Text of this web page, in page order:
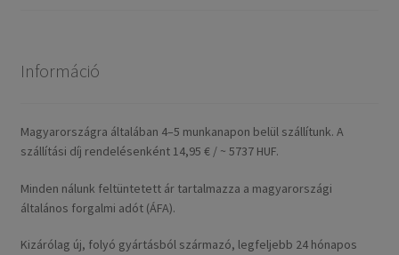
Információ
Magyarországra általában 4–5 munkanapon belül szállítunk. A
szállítási díj rendelésenként 14,95 € / ~ 5737 HUF.
Minden nálunk feltüntetett ár tartalmazza a magyarországi
általános forgalmi adót (ÁFA).
Kizárólag új, folyó gyártásból származó, legfeljebb 24 hónapos